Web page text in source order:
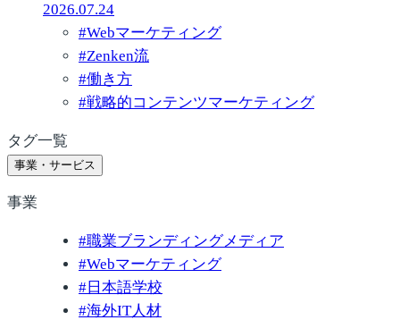
2026.07.24
#Webマーケティング
#Zenken流
#働き方
#戦略的コンテンツマーケティング
タグ一覧
事業・サービス
事業
#職業ブランディングメディア
#Webマーケティング
# 日本語学校
#海外IT人材